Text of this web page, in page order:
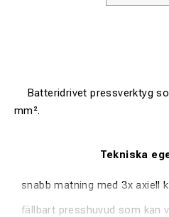
Batteridrivet pressverktyg
mm².
Tekniska
snabb matning med 3x axiell
fällbart presshuvud som kan